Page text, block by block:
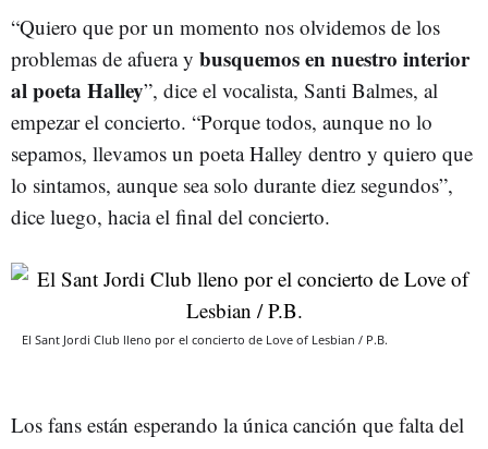
“Quiero que por un momento nos olvidemos de los
problemas de afuera y busquemos en nuestro interior
al poeta Halley”, dice el vocalista, Santi Balmes, al
empezar el concierto. “Porque todos, aunque no lo
sepamos, llevamos un poeta Halley dentro y quiero que
lo sintamos, aunque sea solo durante diez segundos”,
dice luego, hacia el final del concierto.
El Sant Jordi Club lleno por el concierto de Love of Lesbian / P.B.
Los fans están esperando la única canción que falta del